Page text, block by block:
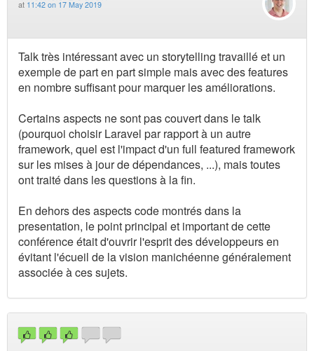
at 11:42 on 17 May 2019
Talk très intéressant avec un storytelling travaillé et un
exemple de part en part simple mais avec des features
en nombre suffisant pour marquer les améliorations.
Certains aspects ne sont pas couvert dans le talk
(pourquoi choisir Laravel par rapport à un autre
framework, quel est l'impact d'un full featured framework
sur les mises à jour de dépendances, ...), mais toutes
ont traité dans les questions à la fin.
En dehors des aspects code montrés dans la
presentation, le point principal et important de cette
conférence était d'ouvrir l'esprit des développeurs en
évitant l'écueil de la vision manichéenne généralement
associée à ces sujets.